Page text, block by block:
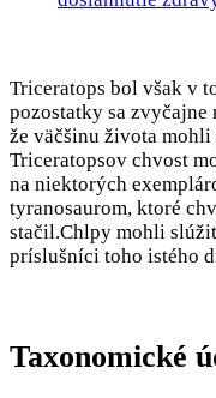
Triceratops bol však v
pozostatky sa
že väčšinu života mohli
Triceratopsov chvost
na niektorých
tyranosaurom, ktoré
stačil.Chlpy mohli
príslušníci toho istého
Taxonomické